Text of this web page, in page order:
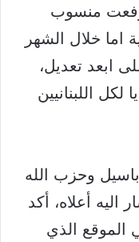
رفعت منسوب
اما خلال الشهر
ابعد تعديل،
اللبنانيين
وحزب الله
أعلاه، أكد
الموقع الذي